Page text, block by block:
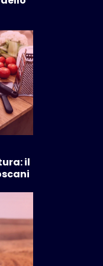
il